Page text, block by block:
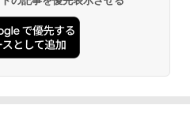
通常版 [Blu-ray]